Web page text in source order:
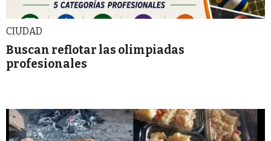
CIUDAD
Buscan reflotar las olimpiadas
profesionales